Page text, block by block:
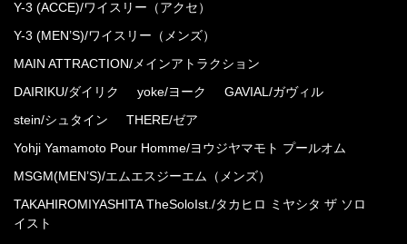
Y-3 (ACCE)/ワイスリー（アクセ）
Y-3 (MEN’S)/ワイスリー（メンズ）
MAIN ATTRACTION/メインアトラクション
DAIRIKU/ダイリク yoke/ヨーク GAVIAL/ガヴィル
stein/シュタイン THERE/ゼア
Yohji Yamamoto Pour Homme/ヨウジヤマモト プールオム
MSGM(MEN’S)/エムエスジーエム（メンズ）
TAKAHIROMIYASHITA TheSoloIst./タカヒロ ミヤシタ ザ ソロ
イスト